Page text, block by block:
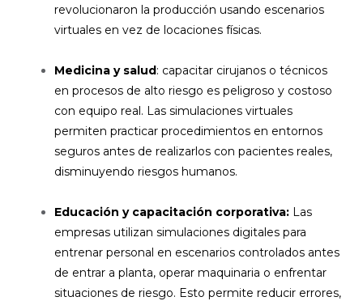
revolucionaron la producción usando escenarios
virtuales en vez de locaciones físicas.
Medicina y salud: capacitar cirujanos o técnicos
en procesos de alto riesgo es peligroso y costoso
con equipo real. Las simulaciones virtuales
permiten practicar procedimientos en entornos
seguros antes de realizarlos con pacientes reales,
disminuyendo riesgos humanos.
Educación y capacitación corporativa: Las
empresas utilizan simulaciones digitales para
entrenar personal en escenarios controlados antes
de entrar a planta, operar maquinaria o enfrentar
situaciones de riesgo. Esto permite reducir errores,